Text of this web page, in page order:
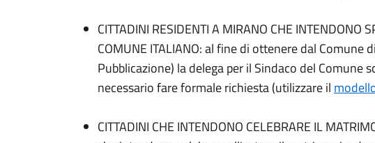
CITTADINI RESIDENTI A MIRANO CHE INTENDONO
COMUNE ITALIANO: al fine di ottenere dal Comune
Pubblicazione) la delega per il Sindaco del Comune
necessario fare formale richiesta (utilizzare il
CITTADINI CHE INTENDONO CELEBRARE IL